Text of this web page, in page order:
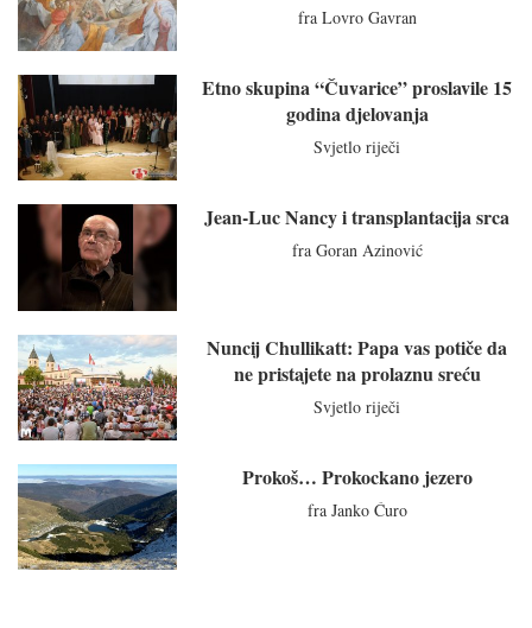
fra Lovro Gavran
Etno skupina “Čuvarice” proslavile 15
godina djelovanja
Svjetlo riječi
Jean-Luc Nancy i transplantacija srca
fra Goran Azinović
Nuncij Chullikatt: Papa vas potiče da
ne pristajete na prolaznu sreću
Svjetlo riječi
Prokoš… Prokockano jezero
fra Janko Ćuro